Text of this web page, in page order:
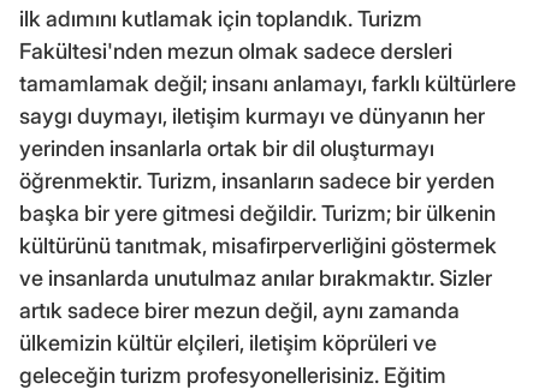
ilk adımını kutlamak için toplandık. Turizm
Fakültesi'nden mezun olmak sadece dersleri
tamamlamak değil; insanı anlamayı, farklı kültürlere
saygı duymayı, iletişim kurmayı ve dünyanın her
yerinden insanlarla ortak bir dil oluşturmayı
öğrenmektir. Turizm, insanların sadece bir yerden
başka bir yere gitmesi değildir. Turizm; bir ülkenin
kültürünü tanıtmak, misafirperverliğini göstermek
ve insanlarda unutulmaz anılar bırakmaktır. Sizler
artık sadece birer mezun değil, aynı zamanda
ülkemizin kültür elçileri, iletişim köprüleri ve
geleceğin turizm profesyonellerisiniz. Eğitim